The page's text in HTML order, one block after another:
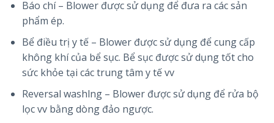
Báo chí – Blower được sử dụng để đưa ra các sản
phẩm ép.
Bể điều trị y tế – Blower được sử dụng để cung cấp
không khí của bể sục. Bể sục được sử dụng tốt cho
sức khỏe tại các trung tâm y tế vv
Reversal washlng – Blower được sử dụng để rửa bộ
lọc vv bằng dòng đảo ngược.